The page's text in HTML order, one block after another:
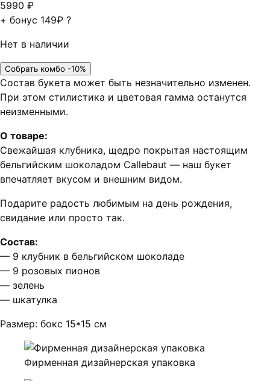
5990 ₽
+ бонус 149₽ ?
Нет в наличии
Собрать комбо -10%
Состав букета может быть незначительно изменен.
При этом стилистика и цветовая гамма останутся
неизменными.
О товаре:
Свежайшая клубника, щедро покрытая настоящим
бельгийским шоколадом Callebaut — наш букет
впечатляет вкусом и внешним видом.
Подарите радость любимым на день рождения,
свидание или просто так.
Состав:
— 9 клубник в бельгийском шоколаде
— 9 розовых пионов
— зелень
— шкатулка
Размер: бокс 15*15 см
Фирменная дизайнерская упаковка